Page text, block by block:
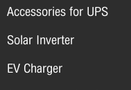
Accessories for UPS
Solar Inverter
EV Charger